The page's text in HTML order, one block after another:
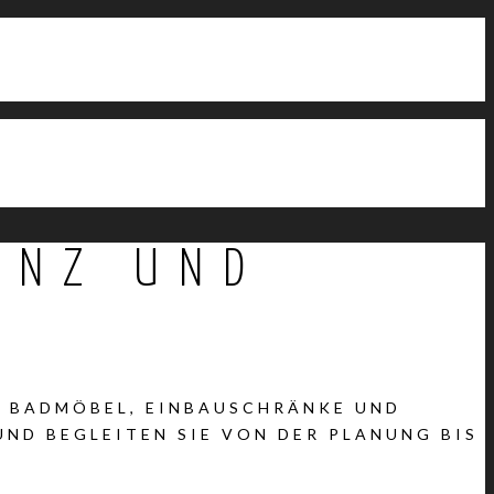
UND
EINBAUSCHRÄNKE UND
BEGLEITEN SIE VON DER PLANUNG BIS